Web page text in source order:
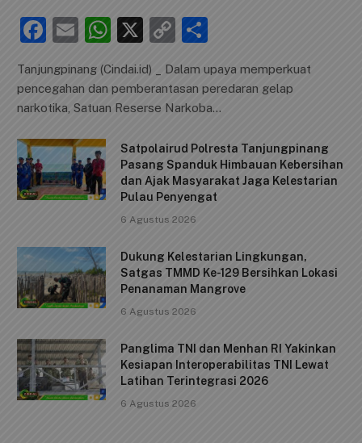
F
c
e
b
o
o
k
E
ai
l
W
at
s
p
p
X
C
p
y
n
k
ar
e
Tanjungpinang (Cindai.id) _ Dalam upaya memperkuat
pencegahan dan pemberantasan peredaran gelap
narkotika, Satuan Reserse Narkoba…
Satpolairud Polresta Tanjungpinang
Pasang Spanduk Himbauan Kebersihan
dan Ajak Masyarakat Jaga Kelestarian
Pulau Penyengat
6 Agustus 2026
Dukung Kelestarian Lingkungan,
Satgas TMMD Ke-129 Bersihkan Lokasi
Penanaman Mangrove
6 Agustus 2026
Panglima TNI dan Menhan RI Yakinkan
Kesiapan Interoperabilitas TNI Lewat
Latihan Terintegrasi 2026
6 Agustus 2026